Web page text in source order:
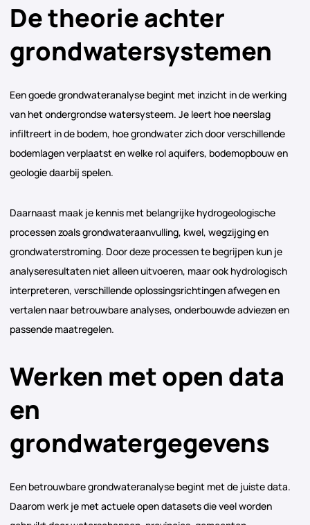
De theorie achter
grondwatersystemen
Een goede grondwateranalyse begint met inzicht in de werking
van het ondergrondse watersysteem. Je leert hoe neerslag
infiltreert in de bodem, hoe grondwater zich door verschillende
bodemlagen verplaatst en welke rol aquifers, bodemopbouw en
geologie daarbij spelen.
Daarnaast maak je kennis met belangrijke hydrogeologische
processen zoals grondwateraanvulling, kwel, wegzijging en
grondwaterstroming. Door deze processen te begrijpen kun je
analyseresultaten niet alleen uitvoeren, maar ook hydrologisch
interpreteren, verschillende oplossingsrichtingen afwegen en
vertalen naar betrouwbare analyses, onderbouwde adviezen en
passende maatregelen.
Werken met open data
en
grondwatergegevens
Een betrouwbare grondwateranalyse begint met de juiste data.
Daarom werk je met actuele open datasets die veel worden